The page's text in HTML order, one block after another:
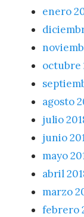
enero
octubre
agosto
julio
junio
mayo
abril
marzo
febrero